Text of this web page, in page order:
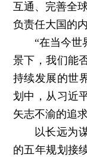
互通、完善全
负责任大国的内
“在当今世
景下，我们能
持续发展的世
划中，从习近
矢志不渝的追
以长远为
的五年规划接